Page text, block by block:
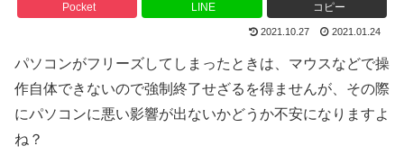
Pocket LINE コピー
2021.10.27 2021.01.24
パソコンがフリーズしてしまったときは、マウスなどで操
作自体できないので強制終了せざるを得ませんが、その際
にパソコンに悪い影響が出ないかどうか不安になりますよ
ね？